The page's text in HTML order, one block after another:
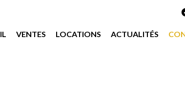
VENTES LOCATIONS ACTUALITÉS